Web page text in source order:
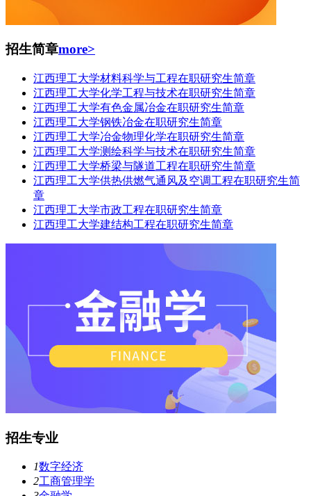
招生简章more>
江西理工大学材料科学与工程在职研究生简章
江西理工大学化学工程与技术在职研究生简章
江西理工大学有色金属冶金在职研究生简章
江西理工大学钢铁冶金在职研究生简章
江西理工大学冶金物理化学在职研究生简章
江西理工大学测绘科学与技术在职研究生简章
江西理工大学桥梁与隧道工程在职研究生简章
江西理工大学供热供燃气通风及空调工程在职研究生简
章
江西理工大学市政工程在职研究生简章
江西理工大学建结构工程在职研究生简章
招生专业
1数字经济
2工商管理学